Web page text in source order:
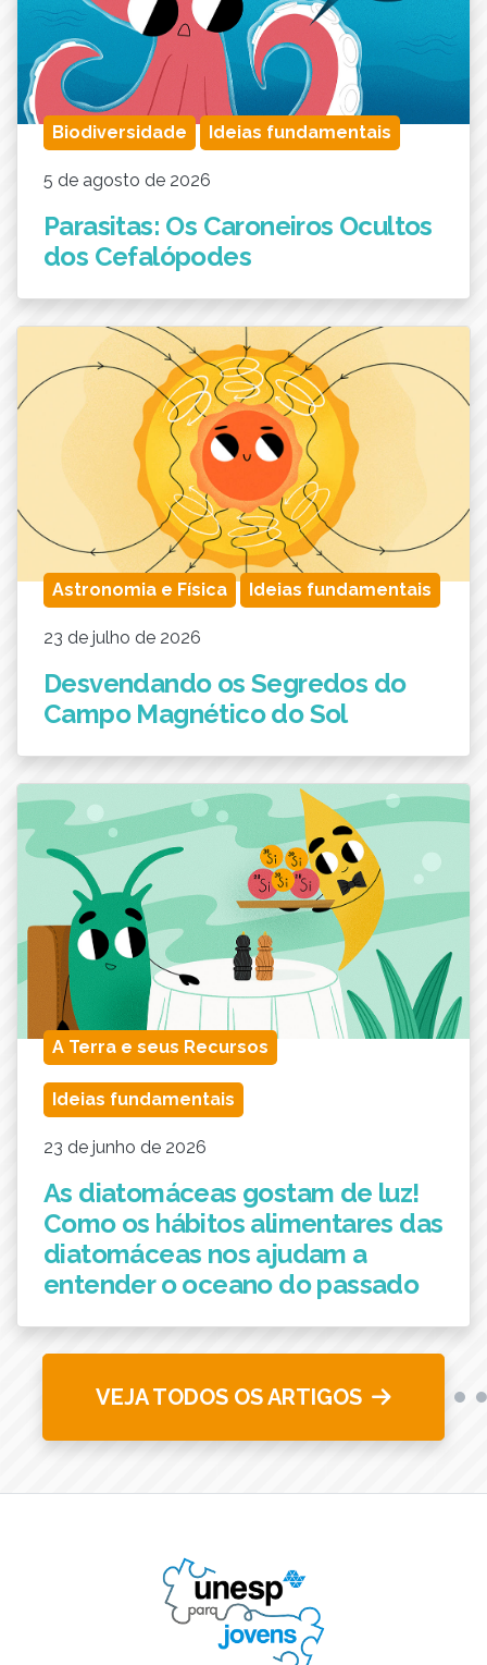
Biodiversidade Ideias fundamentais
5 de agosto de 2026
Parasitas: Os Caroneiros Ocultos
dos Cefalópodes
Astronomia e Física Ideias fundamentais
23 de julho de 2026
Desvendando os Segredos do
Campo Magnético do Sol
A Terra e seus Recursos
Ideias fundamentais
23 de junho de 2026
As diatomáceas gostam de luz!
Como os hábitos alimentares das
diatomáceas nos ajudam a
entender o oceano do passado
VEJA TODOS OS ARTIGOS